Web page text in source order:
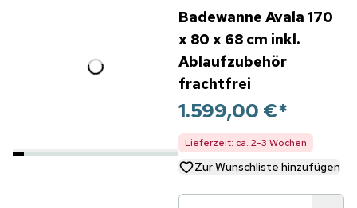
Badewanne Avala 170
x 80 x 68 cm inkl.
Ablaufzubehör
frachtfrei
1.599,00 €*
Lieferzeit: ca. 2-3 Wochen
Zur Wunschliste hinzufügen